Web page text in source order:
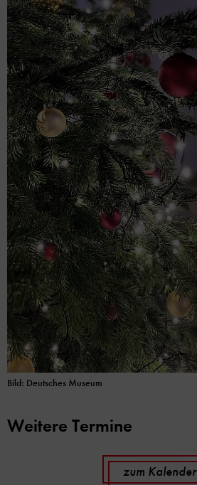
Bild: Deutsches Museum
Weitere Termine
zum Kalender